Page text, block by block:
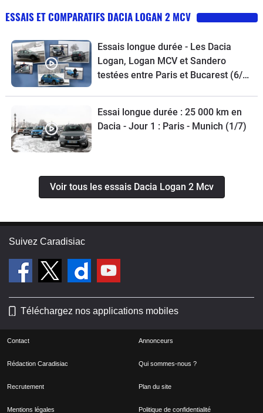
ESSAIS ET COMPARATIFS DACIA LOGAN 2 MCV
Essais longue durée - Les Dacia
Logan, Logan MCV et Sandero
testées entre Paris et Bucarest (6/7)
Essai longue durée : 25 000 km en
Dacia - Jour 1 : Paris - Munich (1/7)
Voir tous les essais Dacia Logan 2 Mcv
Suivez Caradisiac
Téléchargez nos applications mobiles
Contact Annonceurs
Rédaction Caradisiac Qui sommes-nous ?
Recrutement Plan du site
Mentions légales Politique de confidentialité